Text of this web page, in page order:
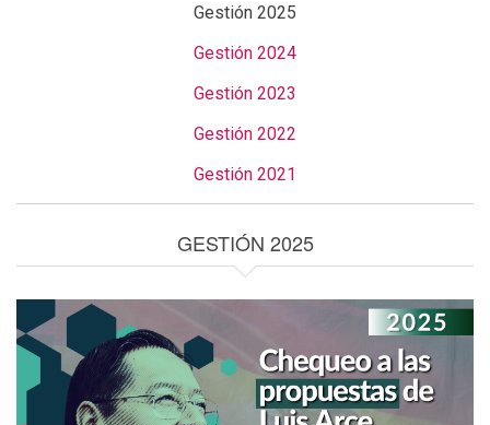
Gestión 2025
Gestión 2024
Gestión 2023
Gestión 2022
Gestión 2021
GESTIÓN 2025